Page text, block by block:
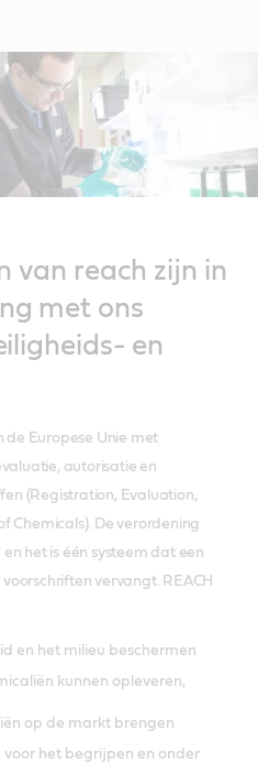
van reach zijn in
met ons
en
de Europese Unie met
autorisatie en
(Registration, Evaluation,
Chemicals). De verordening
het is één systeem dat een
vervangt. REACH
en het milieu beschermen
kunnen opleveren,
op de markt brengen
het begrijpen en onder